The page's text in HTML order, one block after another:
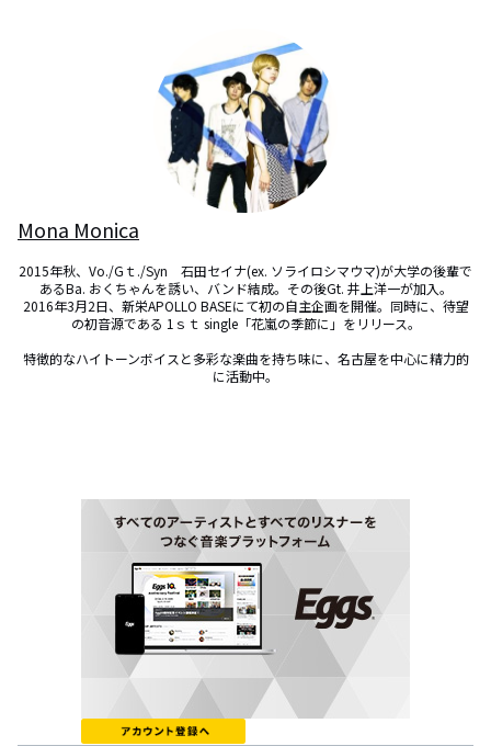
Mona Monica
2015年秋、Vo./Gｔ./Syn　石田セイナ(ex. ソライロシマウマ)が大学の後輩で
あるBa. おくちゃんを誘い、バンド結成。その後Gt. 井上洋一が加入。
2016年3月2日、新栄APOLLO BASEにて初の自主企画を開催。同時に、待望
の初音源である 1ｓｔ single「花嵐の季節に」をリリース。
特徴的なハイトーンボイスと多彩な楽曲を持ち味に、名古屋を中心に精力的
に活動中。